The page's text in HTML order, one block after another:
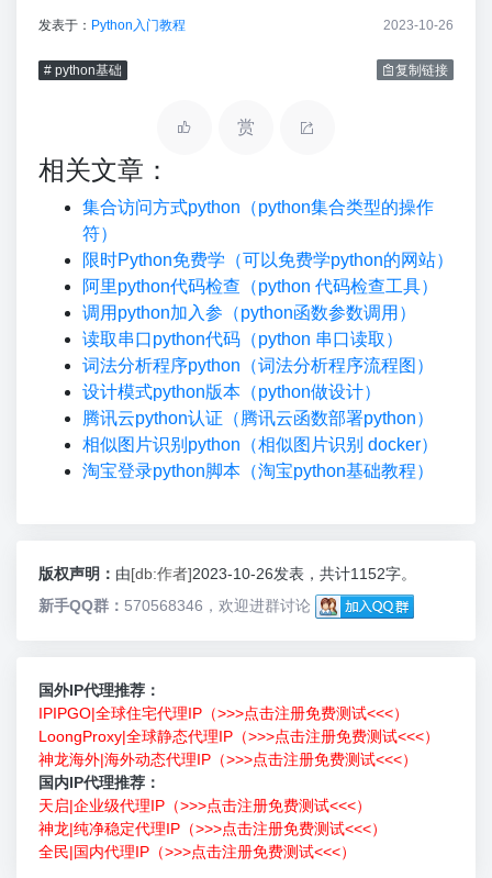
发表于： Python入门教程 2023-10-26
# python基础 复制链接
赏
相关文章：
集合访问方式python（python集合类型的操作
符）
限时Python免费学（可以免费学python的网站）
阿里python代码检查（python 代码检查工具）
调用python加入参（python函数参数调用）
读取串口python代码（python 串口读取）
词法分析程序python（词法分析程序流程图）
设计模式python版本（python做设计）
腾讯云python认证（腾讯云函数部署python）
相似图片识别python（相似图片识别 docker）
淘宝登录python脚本（淘宝python基础教程）
版权声明： 由[db:作者]2023-10-26发表，共计1152字。
新手QQ群： 570568346，欢迎进群讨论
国外IP代理推荐：
IPIPGO|全球住宅代理IP（>>>点击注册免费测试<<<）
LoongProxy|全球静态代理IP（>>>点击注册免费测试<<<）
神龙海外|海外动态代理IP（>>>点击注册免费测试<<<）
国内IP代理推荐：
天启|企业级代理IP（>>>点击注册免费测试<<<）
神龙|纯净稳定代理IP（>>>点击注册免费测试<<<）
全民|国内代理IP（>>>点击注册免费测试<<<）